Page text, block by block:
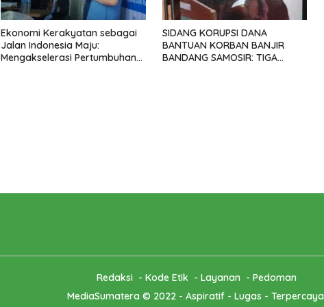
Ekonomi Kerakyatan sebagai
Jalan Indonesia Maju:
Mengakselerasi Pertumbuhan
SIDANG KORUPSI DANA
BANTUAN KORBAN BANJIR
BANDANG SAMOSIR: TIGA
Redaksi Kode Etik Layanan
Pedoman
MediaSumatera © 2022 - Aspiratif - Lugas - Terpercaya